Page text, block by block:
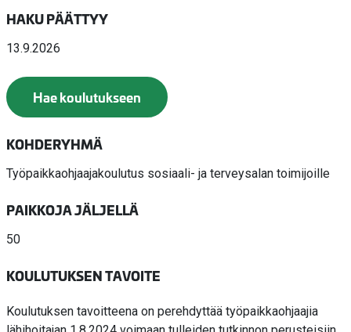
HAKU PÄÄTTYY
13.9.2026
Hae koulutukseen
KOHDERYHMÄ
Työpaikkaohjaajakoulutus sosiaali- ja terveysalan toimijoille
PAIKKOJA JÄLJELLÄ
50
KOULUTUKSEN TAVOITE
Koulutuksen tavoitteena on perehdyttää työpaikkaohjaajia